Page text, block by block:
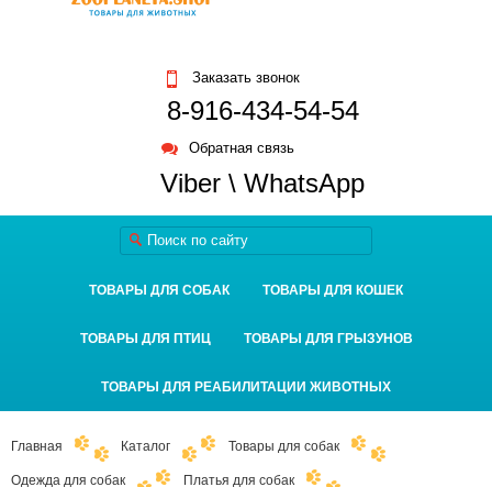
Заказать звонок
8-916-434-54-54
Обратная связь
Viber \ WhatsApp
ТОВАРЫ ДЛЯ СОБАК ТОВАРЫ ДЛЯ КОШЕК
ТОВАРЫ ДЛЯ ПТИЦ ТОВАРЫ ДЛЯ ГРЫЗУНОВ
ТОВАРЫ ДЛЯ РЕАБИЛИТАЦИИ ЖИВОТНЫХ
Главная Каталог Товары для собак
Одежда для собак Платья для собак